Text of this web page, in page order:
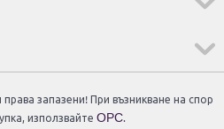
запазени! При възникване на спор
използвайте ОРС.